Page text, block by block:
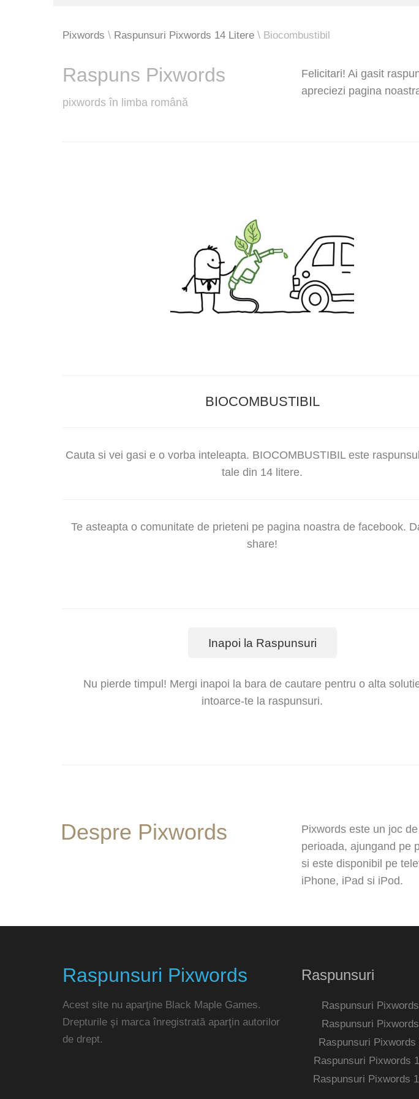
Pixwords Raspunsuri Pixwords 14 Litere Biocombustibil
Raspuns Pixwords
pixwords în limba română
Felicitari! Ai gasit
apreciezi pagina
BIOCOMBUSTIBIL
Cauta si vei gasi e o vorba inteleapta. BIOCOMBUSTIBIL este
tale din 14 litere.
Te asteapta o comunitate de prieteni pe pagina noastra de facebook.
share!
Inapoi la Raspunsuri
Nu pierde timpul! Mergi inapoi la bara de cautare pentru o alta
intoarce-te la raspunsuri.
Despre Pixwords
Pixwords este un joc
perioada, ajungand pe
si este disponibil pe
iPhone, iPad si iPod.
Raspunsuri Pixwords
Acest site nu aparţine Black Maple Games.
Drepturile şi marca înregistrată aparţin autorilor
de drept.
Raspunsuri
Raspunsuri
Raspunsuri
Raspunsuri Pixwords
Raspunsuri Pixwords
Raspunsuri Pixwords